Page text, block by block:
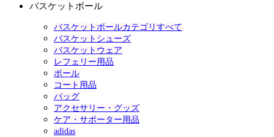
バスケットボール
バスケットボールカテゴリすべて
バスケットシューズ
バスケットウェア
レフェリー用品
ボール
コート用品
バッグ
アクセサリー・グッズ
ケア・サポーター用品
adidas